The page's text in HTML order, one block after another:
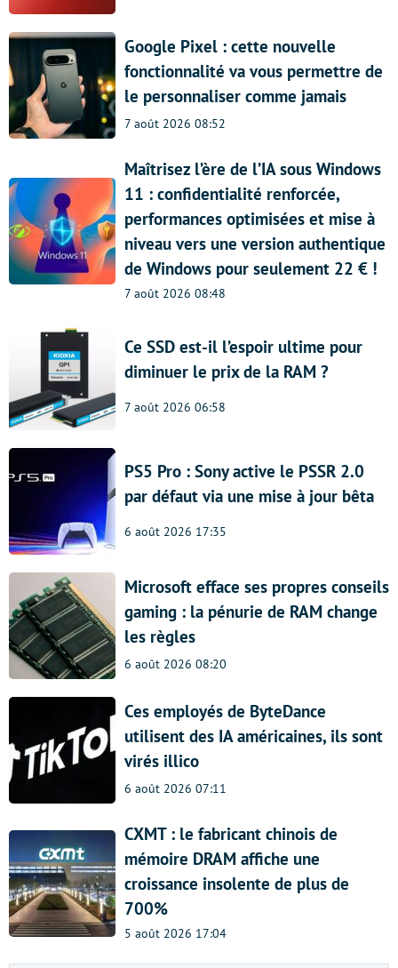
Google Pixel : cette nouvelle
fonctionnalité va vous permettre de
le personnaliser comme jamais
7 août 2026 08:52
Maîtrisez l’ère de l’IA sous Windows
11 : confidentialité renforcée,
performances optimisées et mise à
niveau vers une version authentique
de Windows pour seulement 22 € !
7 août 2026 08:48
Ce SSD est-il l’espoir ultime pour
diminuer le prix de la RAM ?
7 août 2026 06:58
PS5 Pro : Sony active le PSSR 2.0
par défaut via une mise à jour bêta
6 août 2026 17:35
Microsoft efface ses propres conseils
gaming : la pénurie de RAM change
les règles
6 août 2026 08:20
Ces employés de ByteDance
utilisent des IA américaines, ils sont
virés illico
6 août 2026 07:11
CXMT : le fabricant chinois de
mémoire DRAM affiche une
croissance insolente de plus de
700%
5 août 2026 17:04